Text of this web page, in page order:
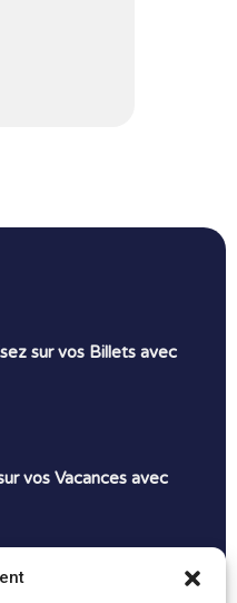
sur vos Billets avec
vos Vacances avec